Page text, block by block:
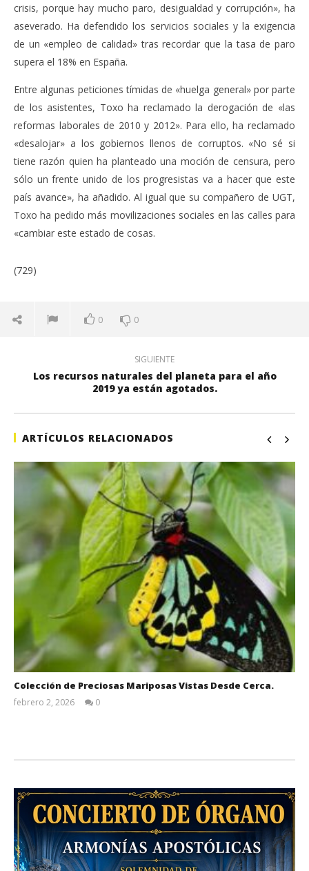
crisis, porque hay mucho paro, desigualdad y corrupción», ha
aseverado. Ha defendido los servicios sociales y la exigencia
de un «empleo de calidad» tras recordar que la tasa de paro
supera el 18% en España.
Entre algunas peticiones tímidas de «huelga general» por parte
de los asistentes, Toxo ha reclamado la derogación de «las
reformas laborales de 2010 y 2012». Para ello, ha reclamado
«desalojar» a los gobiernos llenos de corruptos. «No sé si
tiene razón quien ha planteado una moción de censura, pero
sólo un frente unido de los progresistas va a hacer que este
país avance», ha añadido. Al igual que su compañero de UGT,
Toxo ha pedido más movilizaciones sociales en las calles para
«cambiar este estado de cosas.
(729)
0 0
SIGUIENTE
Los recursos naturales del planeta para el año
2019 ya están agotados.
ARTÍCULOS RELACIONADOS
Colección de Preciosas Mariposas Vistas Desde Cerca.
febrero 2, 2026
0